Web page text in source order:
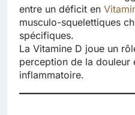
entre un déficit en
musculo-squelettiques
spécifiques.
La Vitamine D joue un
perception de la douleur
inflammatoire.